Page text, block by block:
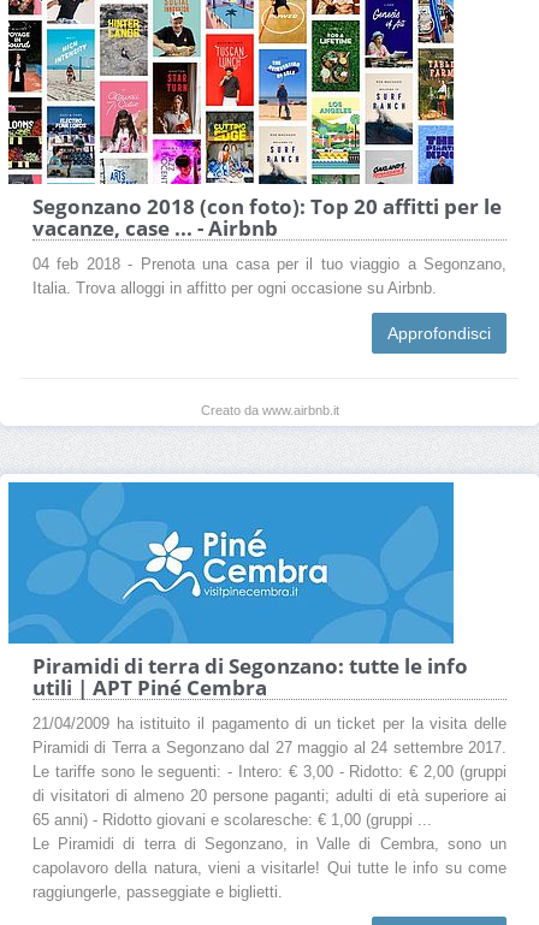
Segonzano 2018 (con foto): Top 20 affitti per le
vacanze, case ... - Airbnb
04 feb 2018 - Prenota una casa per il tuo viaggio a Segonzano,
Italia. Trova alloggi in affitto per ogni occasione su Airbnb.
Approfondisci
Creato da www.airbnb.it
Piramidi di terra di Segonzano: tutte le info
utili | APT Piné Cembra
21/04/2009 ha istituito il pagamento di un ticket per la visita delle
Piramidi di Terra a Segonzano dal 27 maggio al 24 settembre 2017.
Le tariffe sono le seguenti: - Intero: € 3,00 - Ridotto: € 2,00 (gruppi
di visitatori di almeno 20 persone paganti; adulti di età superiore ai
65 anni) - Ridotto giovani e scolaresche: € 1,00 (gruppi ...
Le Piramidi di terra di Segonzano, in Valle di Cembra, sono un
capolavoro della natura, vieni a visitarle! Qui tutte le info su come
raggiungerle, passeggiate e biglietti.